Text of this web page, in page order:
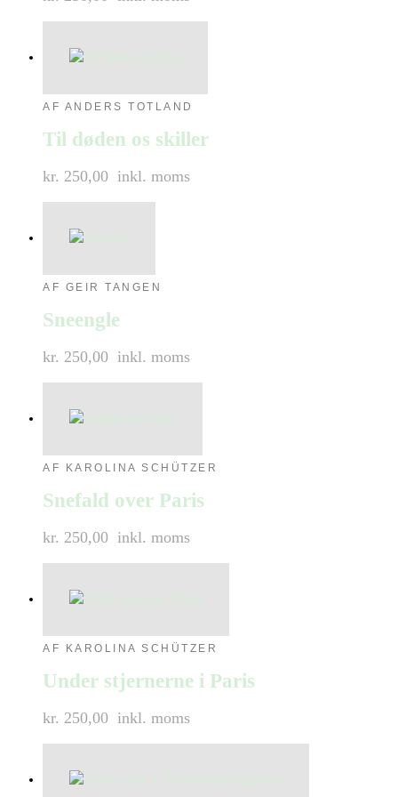
AF ANDERS TOTLAND
Til døden os skiller
kr. 250,00 inkl. moms
AF GEIR TANGEN
Sneengle
kr. 250,00 inkl. moms
AF KAROLINA SCHÜTZER
Snefald over Paris
kr. 250,00 inkl. moms
AF KAROLINA SCHÜTZER
Under stjernerne i Paris
kr. 250,00 inkl. moms